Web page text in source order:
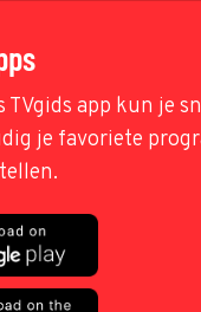
TVgids app kun je
je favoriete